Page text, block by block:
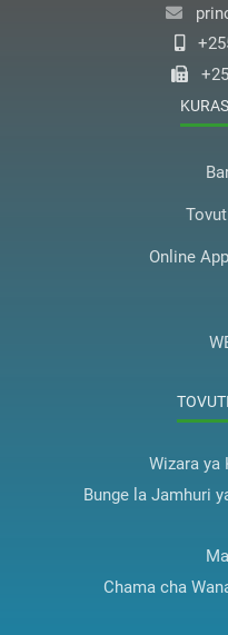
Online
Wizara ya
Bunge la Jamhuri
Chama cha